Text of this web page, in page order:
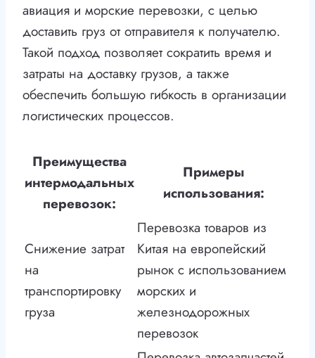
авиация и морские перевозки, с целью
доставить груз от отправителя к получателю.
Такой подход позволяет сократить время и
затраты на доставку грузов, а также
обеспечить большую гибкость в организации
логистических процессов.
Преимущества
интермодальных
перевозок:
Примеры
использования:
Снижение затрат
на
транспортировку
груза
Перевозка товаров из
Китая на европейский
рынок с использованием
морских и
железнодорожных
перевозок